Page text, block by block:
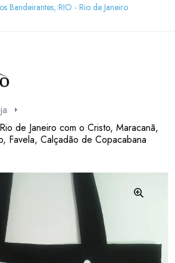
Bandeirantes, RIO - Rio de Janeiro
de Janeiro com o Cristo, Maracanã,
Favela, Calçadão de Copacabana